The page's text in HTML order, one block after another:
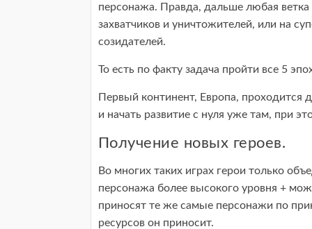
персонажа. Правда, дальше любая ветка
захватчиков и уничтожителей, или на
созидателей.
То есть по факту задача пройти все 5
Первый континент, Европа,
и начать развитие с нуля уже там, при
Получение новых героев.
Во многих таких играх герои только
персонажа более высокого уровня +
приносят те же самые персонажи по
ресурсов он приносит.